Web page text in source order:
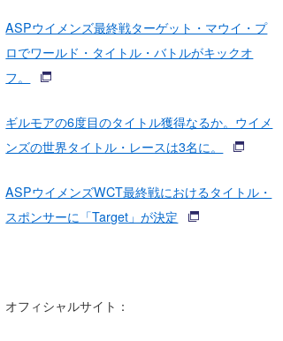
ASPウイメンズ最終戦ターゲット・マウイ・プ
ロでワールド・タイトル・バトルがキックオ
フ。
ギルモアの6度目のタイトル獲得なるか。ウイメ
ンズの世界タイトル・レースは3名に。
ASPウイメンズWCT最終戦におけるタイトル・
スポンサーに「Target」が決定
オフィシャルサイト：